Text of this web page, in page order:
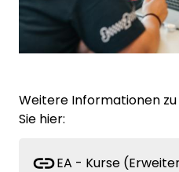
Weitere Informationen
Sie hier:
EA - Kurse